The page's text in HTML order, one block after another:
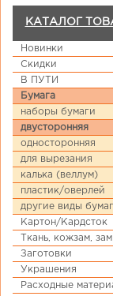
КАТАЛОГ
Новинки
Скидки
В ПУТИ
Бумага
наборы бумаги
двусторонняя
односторонняя
для вырезания
калька (веллум)
пластик/оверлей
другие виды
Картон/Кардсток
Ткань, кожзам,
Заготовки
Украшения
Расходные